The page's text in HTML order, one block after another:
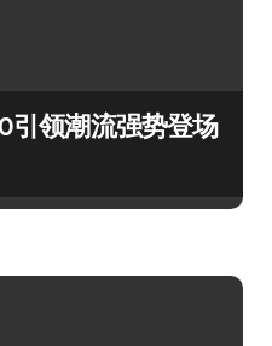
引领潮流强势登场